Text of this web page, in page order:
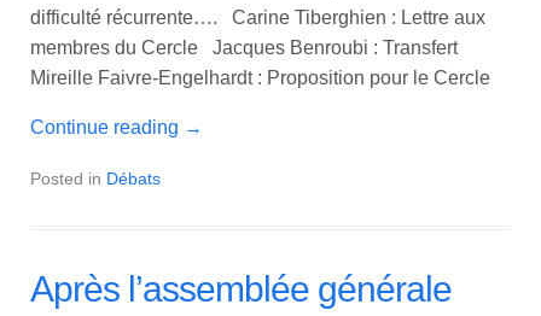
difficulté récurrente…. Carine Tiberghien : Lettre aux
membres du Cercle Jacques Benroubi : Transfert
Mireille Faivre-Engelhardt : Proposition pour le Cercle
Continue reading →
Posted in Débats
Après l’assemblée générale